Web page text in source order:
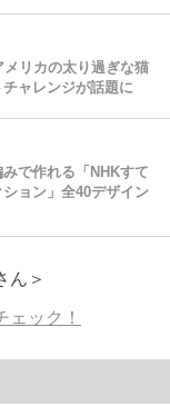
リカの太り過ぎな猫
チャレンジが話題に
で作れる「NHKすて
ョン」全40デザイン
ん＞
ック！